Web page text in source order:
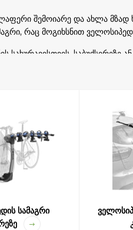
შემოიარე და ახლა
რაც მოგიხსნით
სახურავისთვის, საბუქსირეზე
ნამდვილად ხარისხისიანი
პირობებში და
კომფორტული და
ყველა სამაგრს.
თავსებადია მანქანების
ქალაქიდან მოშორებით, მაშინ
სამაგრი